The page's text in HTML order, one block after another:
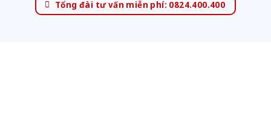
Tổng đài tư vấn miễn phí: 0824.400.400